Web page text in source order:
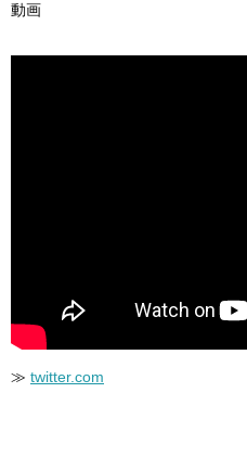
動画
≫ twitter.com